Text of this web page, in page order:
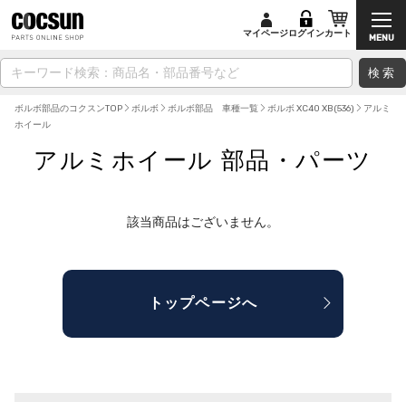
検索
マイページログインカート
ボルボ部品のコクスンTOP ボルボ ボルボ部品 車種一覧 ボルボ XC40 XB(536)
アルミ
ホイール
アルミホイール 部品・パーツ
該当商品はございません。
トップページへ